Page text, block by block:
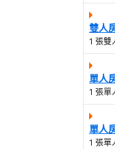
雙人
1 張雙
單人
1 張單
單人
1 張單